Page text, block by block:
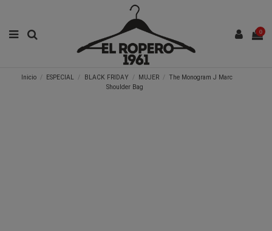
0
Inicio ESPECIAL BLACK FRIDAY MUJER
The Monogram J Marc
Shoulder Bag